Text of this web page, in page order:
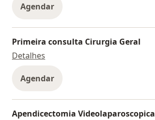
Agendar
Primeira consulta Cirurgia Geral
Detalhes
Agendar
Apendicectomia Videolaparoscopica